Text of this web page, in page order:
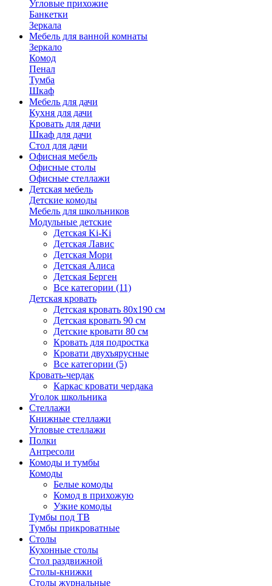
Угловые прихожие
Банкетки
Зеркала
Мебель для ванной комнаты
Зеркало
Комод
Пенал
Тумба
Шкаф
Мебель для дачи
Кухня для дачи
Кровать для дачи
Шкаф для дачи
Стол для дачи
Офисная мебель
Офисные столы
Офисные стеллажи
Детская мебель
Детские комоды
Мебель для школьников
Модульные детские
Детская Ki-Ki
Детская Лавис
Детская Мори
Детская Алиса
Детская Берген
Все категории (11)
Детская кровать
Детская кровать 80х190 см
Детская кровать 90 см
Детские кровати 80 см
Кровать для подростка
Кровати двухъярусные
Все категории (5)
Кровать-чердак
Каркас кровати чердака
Уголок школьника
Стеллажи
Книжные стеллажи
Угловые стеллажи
Полки
Антресоли
Комоды и тумбы
Комоды
Белые комоды
Комод в прихожую
Узкие комоды
Тумбы под ТВ
Тумбы прикроватные
Столы
Кухонные столы
Стол раздвижной
Столы-книжки
Столы журнальные